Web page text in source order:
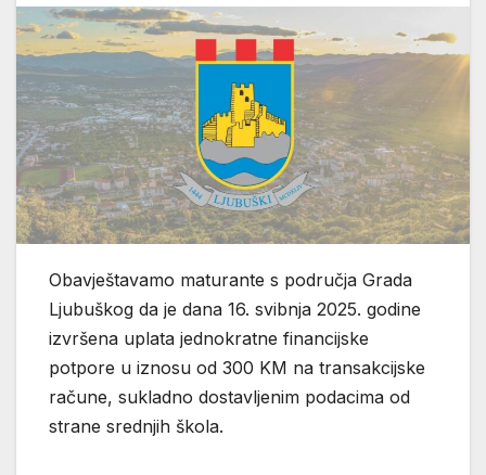
Obavještavamo maturante s područja Grada
Ljubuškog da je dana 16. svibnja 2025. godine
izvršena uplata jednokratne financijske
potpore u iznosu od 300 KM na transakcijske
račune, sukladno dostavljenim podacima od
strane srednjih škola.